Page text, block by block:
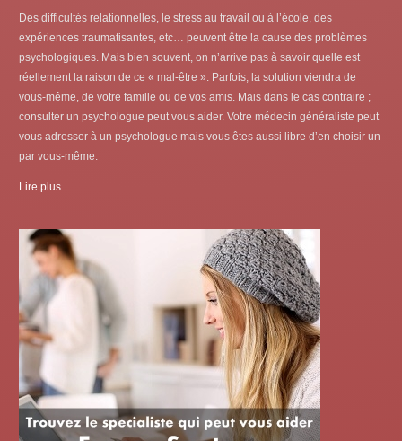
Des difficultés relationnelles, le stress au travail ou à l’école, des
expériences traumatisantes, etc… peuvent être la cause des problèmes
psychologiques. Mais bien souvent, on n’arrive pas à savoir quelle est
réellement la raison de ce « mal-être ». Parfois, la solution viendra de
vous-même, de votre famille ou de vos amis. Mais dans le cas contraire ;
consulter un psychologue peut vous aider. Votre médecin généraliste peut
vous adresser à un psychologue mais vous êtes aussi libre d’en choisir un
par vous-même.
Lire plus…